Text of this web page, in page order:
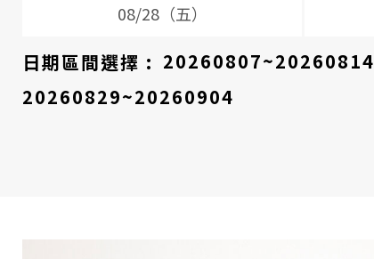
08/28（五）
日期區間選擇 : 20260807~20260814
20260829~20260904